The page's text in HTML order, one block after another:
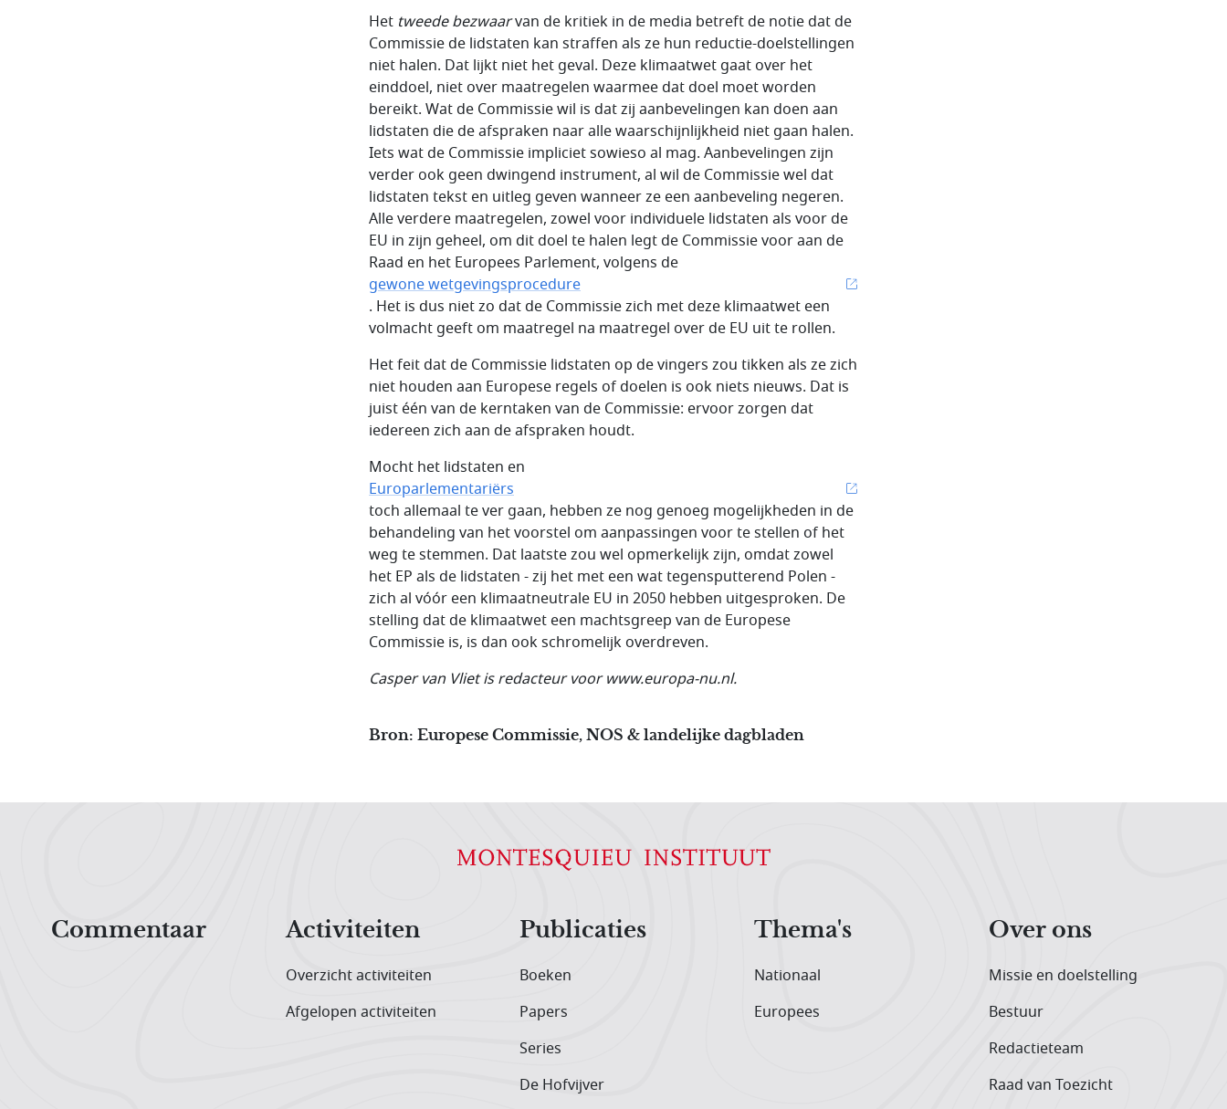
Het tweede bezwaarvan de kritiek in de media betreft de notie dat de
Commissie de lidstaten kan straffen als ze hun reductie-doelstellingen
niet halen. Dat lijkt niet het geval. Deze klimaatwet gaat over het
einddoel, niet over maatregelen waarmee dat doel moet worden
bereikt. Wat de Commissie wil is dat zij aanbevelingen kan doen aan
lidstaten die de afspraken naar alle waarschijnlijkheid niet gaan halen.
Iets wat de Commissie impliciet sowieso al mag. Aanbevelingen zijn
verder ook geen dwingend instrument, al wil de Commissie wel dat
lidstaten tekst en uitleg geven wanneer ze een aanbeveling negeren.
Alle verdere maatregelen, zowel voor individuele lidstaten als voor de
EU in zijn geheel, om dit doel te halen legt de Commissie voor aan de
Raad en het Europees Parlement, volgens de
gewone wetgevingsprocedure
. Het is dus niet zo dat de Commissie zich met deze klimaatwet een
volmacht geeft om maatregel na maatregel over de EU uit te rollen.
Het feit dat de Commissie lidstaten op de vingers zou tikken als ze zich
niet houden aan Europese regels of doelen is ook niets nieuws. Dat is
juist één van de kerntaken van de Commissie: ervoor zorgen dat
iedereen zich aan de afspraken houdt.
Mocht het lidstaten en
Europarlementariërs
toch allemaal te ver gaan, hebben ze nog genoeg mogelijkheden in de
behandeling van het voorstel om aanpassingen voor te stellen of het
weg te stemmen. Dat laatste zou wel opmerkelijk zijn, omdat zowel
het EP als de lidstaten - zij het met een wat tegensputterend Polen -
zich al vóór een klimaatneutrale EU in 2050 hebben uitgesproken. De
stelling dat de klimaatwet een machtsgreep van de Europese
Commissie is, is dan ook schromelijk overdreven.
Casper van Vliet is redacteur voor www.europa-nu.nl.
Bron: Europese Commissie, NOS & landelijke dagbladen
Commentaar
Activiteiten
Overzicht activiteiten
Afgelopen activiteiten
Publicaties
Boeken
Papers
Series
De Hofvijver
Thema's
Nationaal
Europees
Over ons
Missie en doelstelling
Bestuur
Redactieteam
Raad van Toezicht